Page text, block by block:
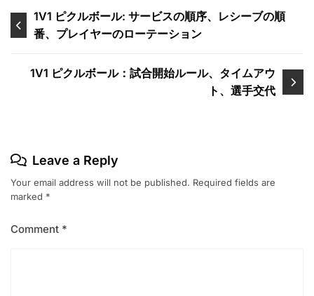
Post
navigation
1V1 ピクルボール: サービスの順序、レシーブの順
番、プレイヤーのローテーション
1V1 ピクルボール：試合開始ルール、タイムアウ
ト、選手交代
Leave a Reply
Your email address will not be published. Required fields are
marked *
Comment *